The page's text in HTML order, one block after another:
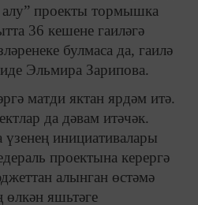
алу” проекты тормышка
36 кешене гаиләгә
булмаса да, гаилә
Эльмира Зарипова.
матди яктан ярдәм итә.
да дәвам итәчәк.
үзенең инициативалары
проектына керергә
алынган өстәмә
өлкән яшьтәге